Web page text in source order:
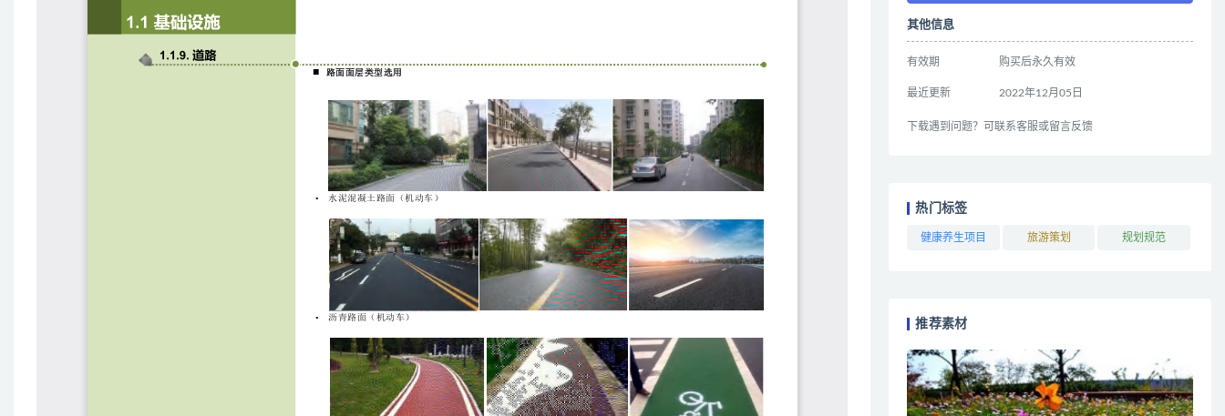
其他信息
有效期 购买后永久有效
最近更新 2022年12月05日
下载遇到问题？可联系客服或留言反馈
热门标签
健康养生项目 旅游策划 规划规范
推荐素材